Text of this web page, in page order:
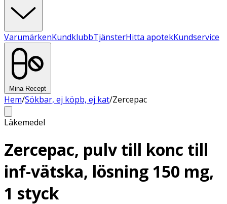
VarumärkenKundklubbTjänsterHitta apotekKundservice
Mina Recept
Hem/Sökbar, ej köpb, ej kat/Zercepac
Läkemedel
Zercepac, pulv till konc till
inf-vätska, lösning 150 mg,
1 styck